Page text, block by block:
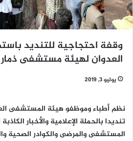
وقفة احتجاجية للتنديد
العدوان لهيئة مستشفى ذمار
يوليو 3, 2019
نظم أطباء وموظفو هيئة المستشفى
تنديدا بالحملة الإعلامية والأخبار
المستشفى والمرضى والكوادر الصحية